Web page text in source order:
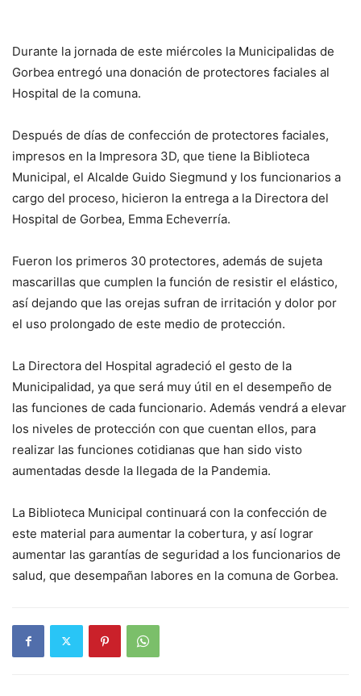
Durante la jornada de este miércoles la Municipalidas de
Gorbea entregó una donación de protectores faciales al
Hospital de la comuna.
Después de días de confección de protectores faciales,
impresos en la Impresora 3D, que tiene la Biblioteca
Municipal, el Alcalde Guido Siegmund y los funcionarios a
cargo del proceso, hicieron la entrega a la Directora del
Hospital de Gorbea, Emma Echeverría.
Fueron los primeros 30 protectores, además de sujeta
mascarillas que cumplen la función de resistir el elástico,
así dejando que las orejas sufran de irritación y dolor por
el uso prolongado de este medio de protección.
La Directora del Hospital agradeció el gesto de la
Municipalidad, ya que será muy útil en el desempeño de
las funciones de cada funcionario. Además vendrá a elevar
los niveles de protección con que cuentan ellos, para
realizar las funciones cotidianas que han sido visto
aumentadas desde la llegada de la Pandemia.
La Biblioteca Municipal continuará con la confección de
este material para aumentar la cobertura, y así lograr
aumentar las garantías de seguridad a los funcionarios de
salud, que desempañan labores en la comuna de Gorbea.